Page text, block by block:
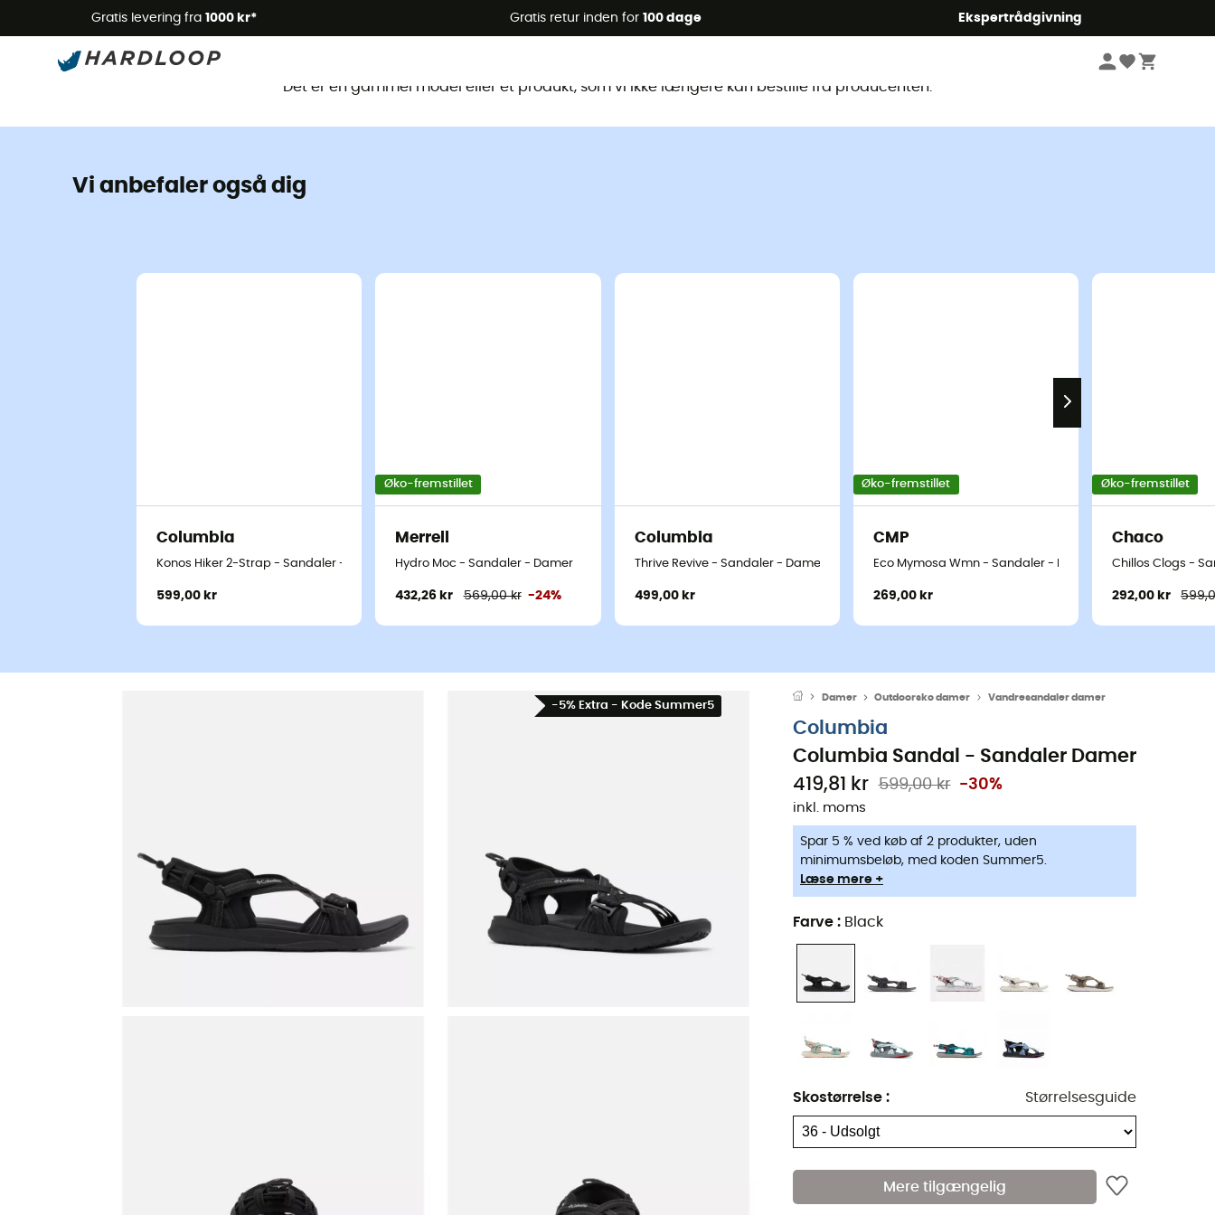
Gratis levering fra 1000 kr* Gratis retur inden for 100 dage Ekspertrådgivning
Det er en gammel model eller et produkt, som vi ikke længere kan bestille fra producenten.
Vi anbefaler også dig
Columbia
Konos Hiker 2-Strap - Sandaler - Damer
599,00 kr
Øko-fremstillet
Merrell
Hydro Moc - Sandaler - Damer
432,26 kr 569,00 kr -24%
Columbia
Thrive Revive - Sandaler - Damer
499,00 kr
Øko-fremstillet
CMP
Eco Mymosa Wmn - Sandaler - Damer
269,00 kr
Øko-fremstillet
Chaco
Chillos Clogs -
292,00 kr
-5% Extra - Kode Summer5
Damer Outdoorsko damer Vandresandaler damer
Columbia
Columbia Sandal - Sandaler Damer
419,81 kr 599,00 kr -30%
inkl. moms
Spar 5 % ved køb af 2 produkter, uden
minimumsbeløb, med koden Summer5.
Læse mere +
Farve : Black
Skostørrelse : Størrelsesguide
Mere tilgængelig